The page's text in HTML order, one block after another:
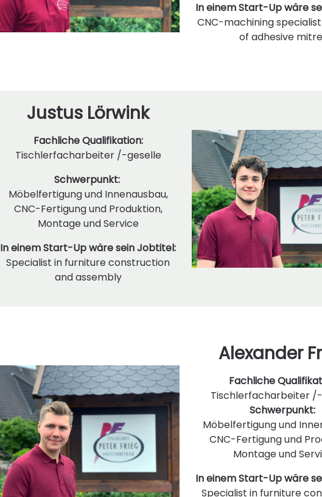
In einem Start-Up wäre
CNC-machining
of adhesive
Justus Lörwink
Fachliche Qualifikation:
Tischlerfacharbeiter /-geselle
Schwerpunkt:
Möbelfertigung und Innenausbau,
CNC-Fertigung und Produktion,
Montage und Service
In einem Start-Up wäre sein Jobtitel:
Specialist in furniture construction
and assembly
Alexander
Fachliche
Tischlerfacharbeiter
Schwerpunkt:
Möbelfertigung und
CNC-Fertigung und
Montage und
In einem Start-Up wäre
Specialist in furniture